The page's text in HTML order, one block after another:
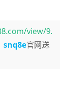
view/9.
snq8e官网送